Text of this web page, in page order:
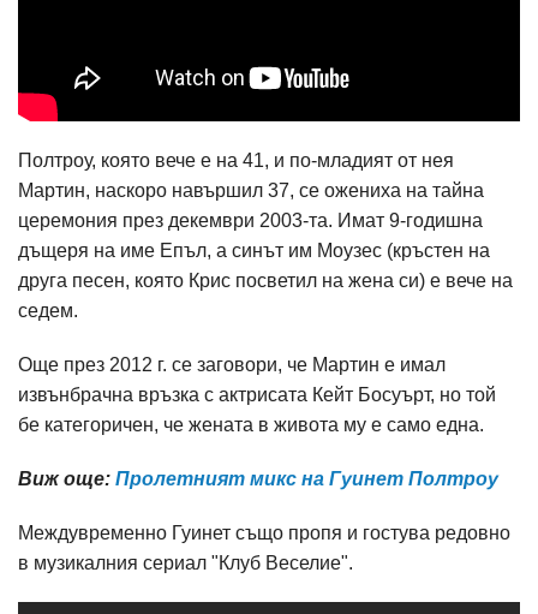
Полтроу, която вече е на 41, и по-младият от нея
Мартин, наскоро навършил 37, се ожениха на тайна
церемония през декември 2003-та. Имат 9-годишна
дъщеря на име Епъл, а синът им Моузес (кръстен на
друга песен, която Крис посветил на жена си) е вече на
седем.
Още през 2012 г. се заговори, че Мартин е имал
извънбрачна връзка с актрисата Кейт Босуърт, но той
бе категоричен, че жената в живота му е само една.
Виж още: Пролетният микс на Гуинет Полтроу
Междувременно Гуинет също пропя и гостува редовно
в музикалния сериал "Клуб Веселие".